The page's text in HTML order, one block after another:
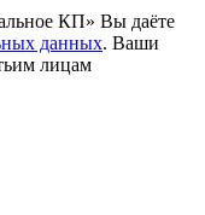
КП» Вы даёте
данных. Ваши
лицам